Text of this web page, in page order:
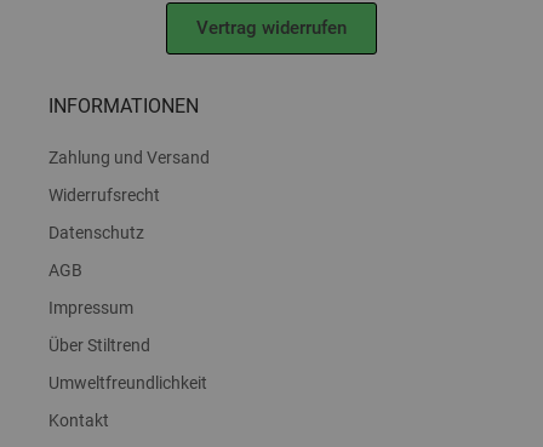
Vertrag widerrufen
INFORMATIONEN
Zahlung und Versand
Widerrufsrecht
Datenschutz
AGB
Impressum
Über Stiltrend
Umweltfreundlichkeit
Kontakt